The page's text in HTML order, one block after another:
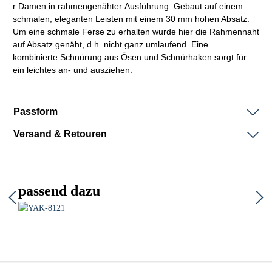
r Damen in rahmengenähter Ausführung. Gebaut auf einem
schmalen, eleganten Leisten mit einem 30 mm hohen Absatz.
Um eine schmale Ferse zu erhalten wurde hier die Rahmennaht
auf Absatz genäht, d.h. nicht ganz umlaufend. Eine
kombinierte Schnürung aus Ösen und Schnürhaken sorgt für
ein leichtes an- und ausziehen.
Passform
Versand & Retouren
passend dazu